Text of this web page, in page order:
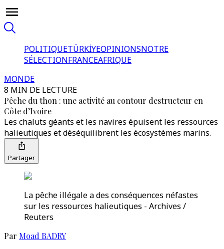
POLITIQUETÜRKİYEOPINIONSNOTRE
SÉLECTIONFRANCEAFRIQUE
MONDE
8 MIN DE LECTURE
Pêche du thon : une activité au contour destructeur en
Côte d’Ivoire
Les chaluts géants et les navires épuisent les ressources
halieutiques et déséquilibrent les écosystèmes marins.
Partager
La pêche illégale a des conséquences néfastes
sur les ressources halieutiques - Archives /
Reuters
Par Moad BADRY